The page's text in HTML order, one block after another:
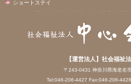
ショートステイ
【運営法人】社会福祉
〒243-0431 神奈川県海老名
Tel:046-206-4427 Fax:046-206-